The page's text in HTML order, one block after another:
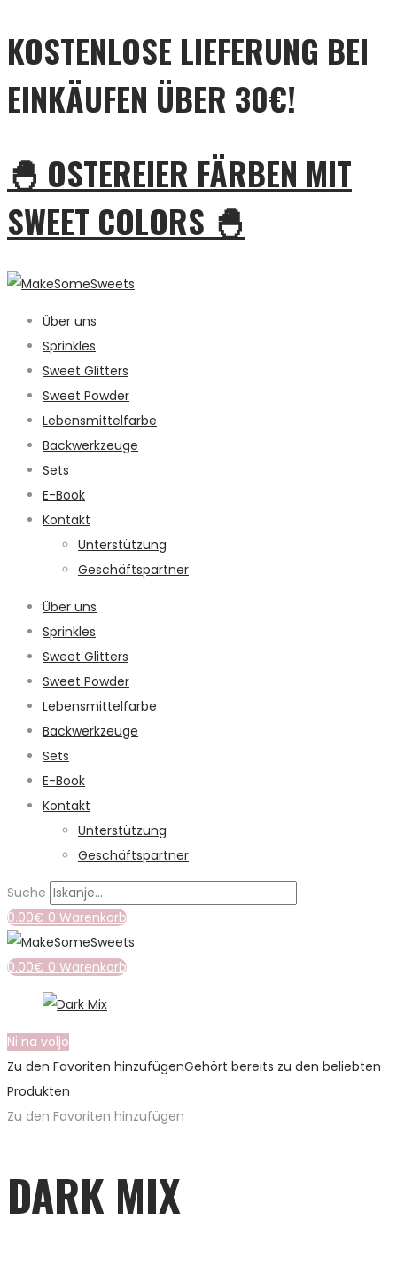
KOSTENLOSE LIEFERUNG BEI
EINKÄUFEN ÜBER 30€!
🐣 OSTEREIER FÄRBEN MIT
SWEET COLORS 🐣
Über uns
Sprinkles
Sweet Glitters
Sweet Powder
Lebensmittelfarbe
Backwerkzeuge
Sets
E-Book
Kontakt
Unterstützung
Geschäftspartner
Über uns
Sprinkles
Sweet Glitters
Sweet Powder
Lebensmittelfarbe
Backwerkzeuge
Sets
E-Book
Kontakt
Unterstützung
Geschäftspartner
Suche
0.00€ 0 Warenkorb
0.00€ 0 Warenkorb
Ni na voljo
Zu den Favoriten hinzufügenGehört bereits zu den beliebten
Produkten
Zu den Favoriten hinzufügen
DARK MIX